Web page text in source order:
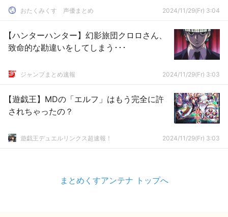
おたくみくす 声優まとめ 2024/11/29(Fr) 3:04
【ハンターハンター】幻影旅団クロロさん、
致命的な勘違いをしてしまう･･･
ジャンプまとめ速報 2024/11/29(Fr) 3:03
【遊戯王】MDの「エルフ」はもう完全に許
されちゃったの？
遊戯王デュエルリンクス超速報！ 2024/11/29(Fr) 3:03
まとめくすアンテナ トップへ